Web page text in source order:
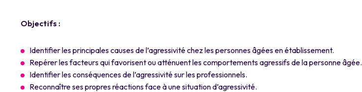
Objectifs :
Identifier les principales causes de l’agressivité chez les personnes âgées en établissement.
Repérer les facteurs qui favorisent ou atténuent les comportements agressifs de la personne âgée.
Identifier les conséquences de l’agressivité sur les professionnels.
Reconnaître ses propres réactions face à une situation d’agressivité.